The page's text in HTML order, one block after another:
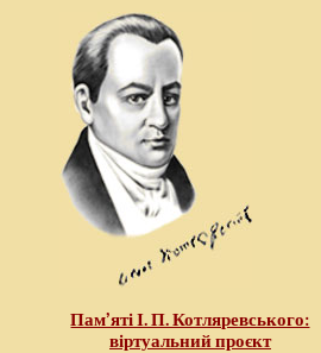
Пам’яті І. П. Котляревського:
віртуальний проєкт